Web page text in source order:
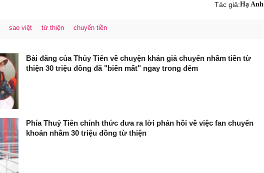
Tác giả:Hạ Anh
sao việt từ thiện chuyển tiền
Bài đăng của Thủy Tiên về chuyện khán giả chuyển nhầm tiền từ
thiện 30 triệu đồng đã "biến mất" ngay trong đêm
Phía Thuỷ Tiên chính thức đưa ra lời phản hồi về việc fan chuyển
khoản nhầm 30 triệu đồng từ thiện